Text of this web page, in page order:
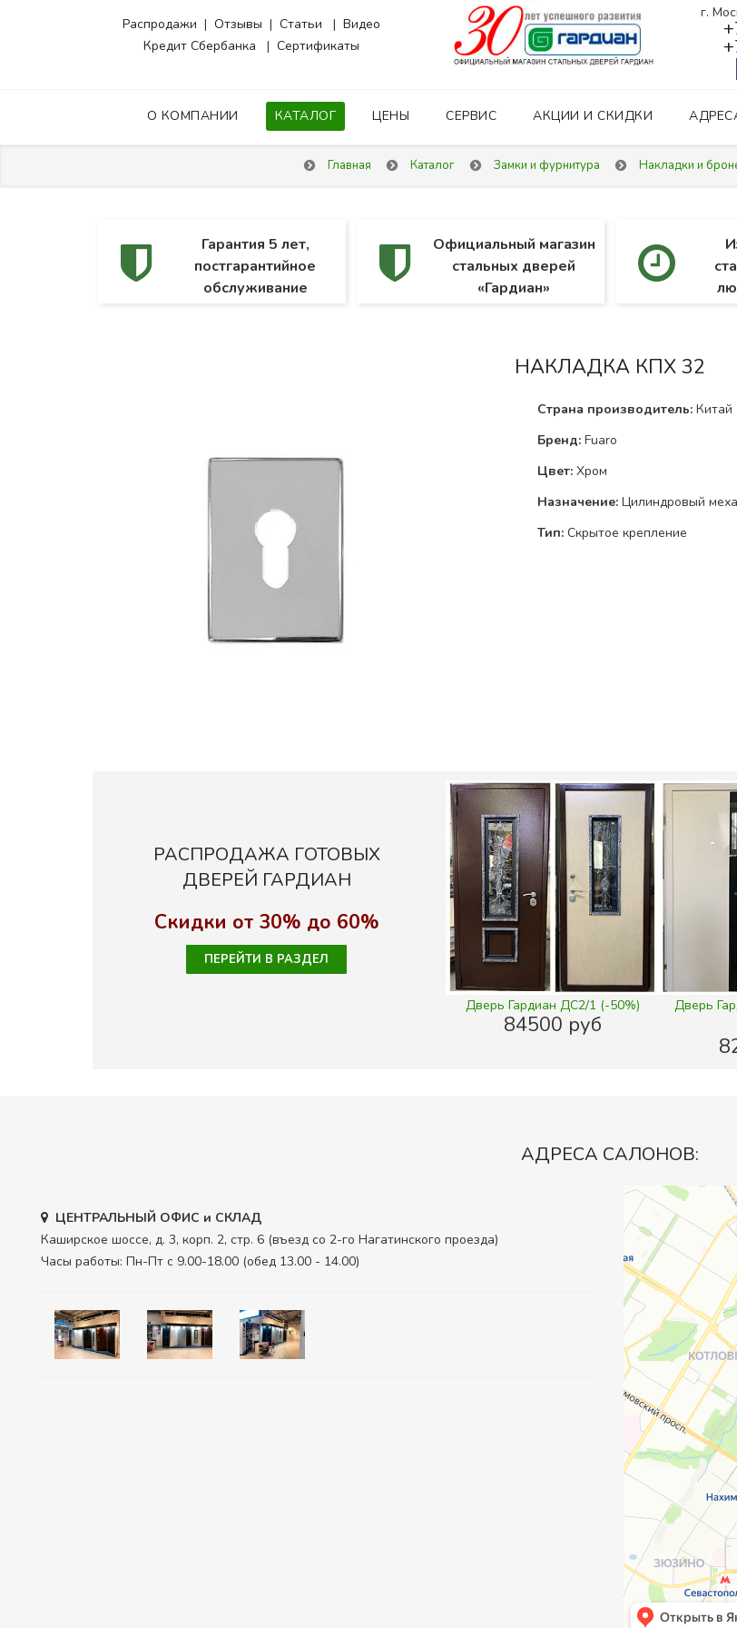
Распродажи | Отзывы | Статьи | Видео
Кредит Сбербанка | Сертификаты
г.
О КОМПАНИИ КАТАЛОГ ЦЕНЫ СЕРВИС АКЦИИ И СКИДКИ
Главная Каталог Замки и фурнитура Накладки и
Гарантия 5 лет,
постгарантийное
обслуживание
Официальный магазин
стальных дверей
«Гардиан»
НАКЛАДКА КПХ 32
Страна производитель: Китай
Бренд: Fuaro
Цвет: Хром
Назначение: Цилиндровый
Тип: Скрытое крепление
РАСПРОДАЖА ГОТОВЫХ
ДВЕРЕЙ ГАРДИАН
Скидки от 30% до 60%
ПЕРЕЙТИ В РАЗДЕЛ
Дверь Гардиан ДС2/1 (-50%)
84500 руб
Дверь
АДРЕСА САЛОНОВ:
ЦЕНТРАЛЬНЫЙ ОФИС и СКЛАД
Каширское шоссе, д. 3, корп. 2, стр. 6 (въезд со 2-го Нагатинского проезда)
Часы работы: Пн-Пт с 9.00-18.00 (обед 13.00 - 14.00)